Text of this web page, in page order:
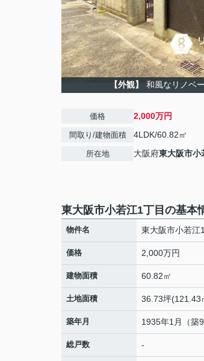
【外観】 和風なリノベ
価格 2,000万円
間取り/建物面積 4LDK/60.82㎡
所在地 大阪府東大阪市小
東大阪市小若江1丁目の基本
物件名 東大阪市小若江
価格 2,000万円
建物面積 60.82㎡
土地面積 36.73坪(121.43
築年月 1935年1月（築
総戸数 -